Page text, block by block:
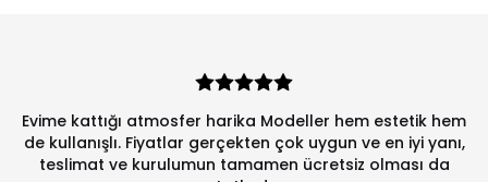
Modeller hem estetik hem
çok uygun ve en iyi yanı,
ücretsiz olması da
10 Şubesi varmış